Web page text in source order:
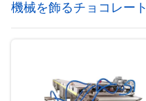
機械を飾るチョコレート